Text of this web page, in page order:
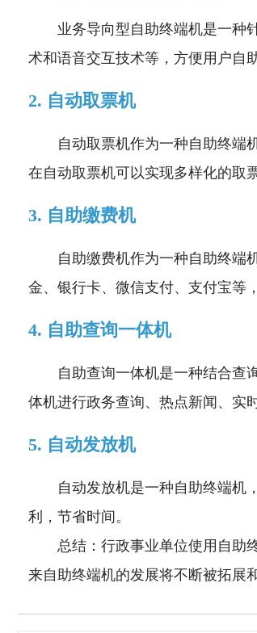
业务导向型自助终端机是一种
术和语音交互技术等，方便用户自
2. 自动取票机
自动取票机作为一种自助终端
在自动取票机可以实现多样化的取
3. 自助缴费机
自助缴费机作为一种自助终端
金、银行卡、微信支付、支付宝等
4. 自助查询一体机
自助查询一体机是一种结合查
体机进行政务查询、热点新闻、实
5. 自动发放机
自动发放机是一种自助终端机
利，节省时间。
总结：行政事业单位使用自助
来自助终端机的发展将不断被拓展